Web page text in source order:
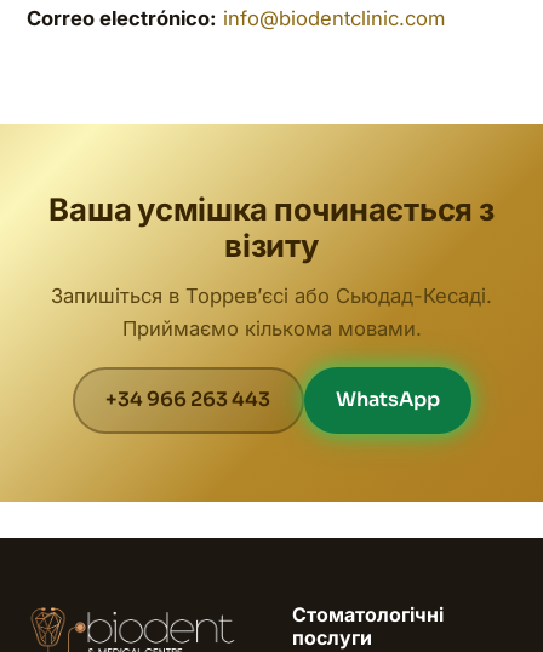
Correo electrónico: info@biodentclinic.com
Ваша усмішка починається з
візиту
Запишіться в Торревʼєсі або Сьюдад-Кесаді.
Приймаємо кількома мовами.
+34 966 263 443 WhatsApp
Стоматологічні
послуги